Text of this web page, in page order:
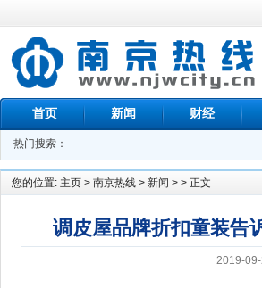
首页 新闻 财经
热门搜索：
您的位置: 主页 > 南京热线 > 新闻 > > 正文
调皮屋品牌折扣童装告
2019-